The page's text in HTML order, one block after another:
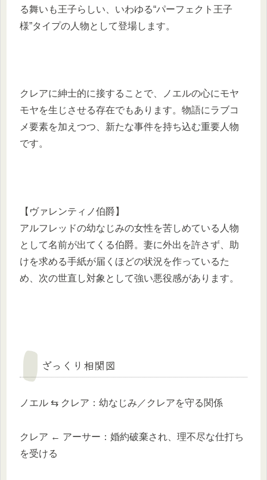
る舞いも王子らしい、いわゆる“パーフェクト王子
様”タイプの人物として登場します。
クレアに紳士的に接することで、ノエルの心にモヤ
モヤを生じさせる存在でもあります。物語にラブコ
メ要素を加えつつ、新たな事件を持ち込む重要人物
です。
【ヴァレンティノ伯爵】
アルフレッドの幼なじみの女性を苦しめている人物
として名前が出てくる伯爵。妻に外出を許さず、助
けを求める手紙が届くほどの状況を作っているた
め、次の世直し対象として強い悪役感があります。
ざっくり相関図
ノエル ⇆ クレア：幼なじみ／クレアを守る関係
クレア ← アーサー：婚約破棄され、理不尽な仕打ち
を受ける